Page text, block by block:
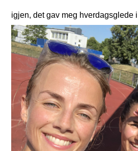
igjen, det gav meg hverdagsglede